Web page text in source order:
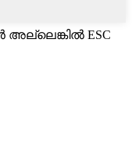
അല്ലെങ്കിൽ ESC